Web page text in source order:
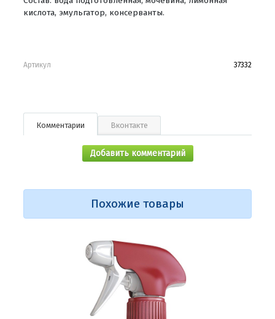
кислота, эмульгатор, консерванты.
Артикул 37332
Комментарии Вконтакте
Добавить комментарий
Похожие товары